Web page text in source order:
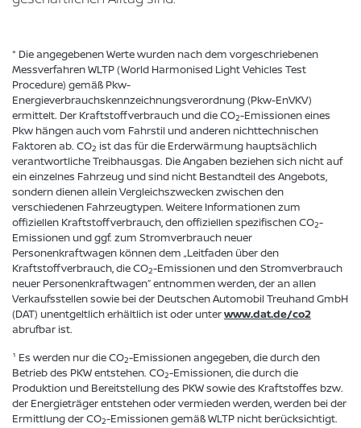
* Die angegebenen Werte wurden nach dem vorgeschriebenen
Messverfahren WLTP (World Harmonised Light Vehicles Test
Procedure) gemäß Pkw-
Energieverbrauchskennzeichnungsverordnung (Pkw-EnVKV)
ermittelt. Der Kraftstoffverbrauch und die CO2-Emissionen eines
Pkw hängen auch vom Fahrstil und anderen nichttechnischen
Faktoren ab. CO2 ist das für die Erderwärmung hauptsächlich
verantwortliche Treibhausgas. Die Angaben beziehen sich nicht auf
ein einzelnes Fahrzeug und sind nicht Bestandteil des Angebots,
sondern dienen allein Vergleichszwecken zwischen den
verschiedenen Fahrzeugtypen. Weitere Informationen zum
offiziellen Kraftstoffverbrauch, den offiziellen spezifischen CO2-
Emissionen und ggf. zum Stromverbrauch neuer
Personenkraftwagen können dem „Leitfaden über den
Kraftstoffverbrauch, die CO2-Emissionen und den Stromverbrauch
neuer Personenkraftwagen“ entnommen werden, der an allen
Verkaufsstellen sowie bei der Deutschen Automobil Treuhand GmbH
(DAT) unentgeltlich erhältlich ist oder unterwww.dat.de/co2
abrufbar ist.
¹ Es werden nur die CO2-Emissionen angegeben, die durch den
Betrieb des PKW entstehen. CO2-Emissionen, die durch die
Produktion und Bereitstellung des PKW sowie des Kraftstoffes bzw.
der Energieträger entstehen oder vermieden werden, werden bei der
Ermittlung der CO2-Emissionen gemäß WLTP nicht berücksichtigt.